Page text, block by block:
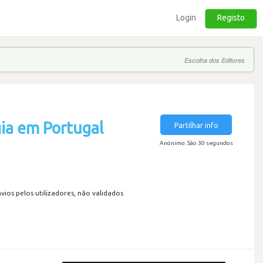
Login Registo
Escolha dos Editores
em Portugal
pelos utilizadores, não validados
Partilhar info
Anónimo. São 30 segundos